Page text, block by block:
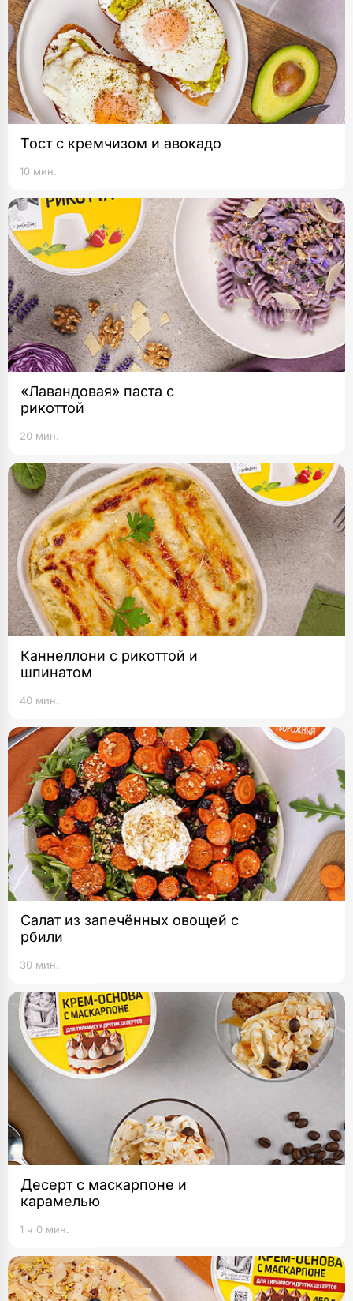
Тост с кремчизом и авокадо
10 мин.
«Лавандовая» паста с
рикоттой
20 мин.
Каннеллони с рикоттой и
шпинатом
40 мин.
Салат из запечённых овощей с
рбили
30 мин.
Десерт с маскарпоне и
карамелью
1 ч 0 мин.